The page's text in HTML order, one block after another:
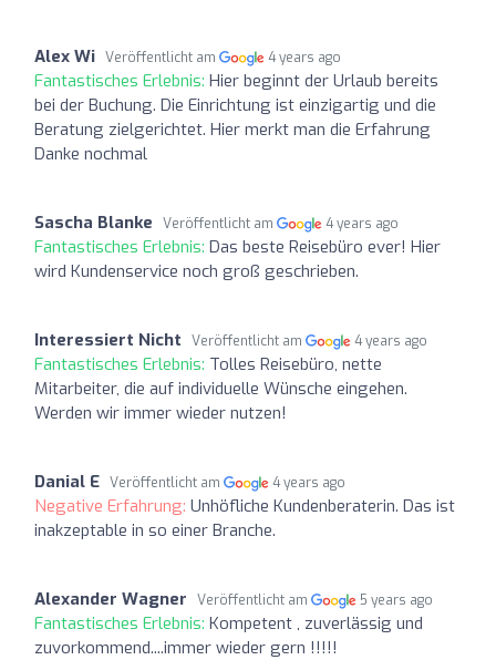
Alex Wi Veröffentlicht am 4 years ago
Fantastisches Erlebnis: Hier beginnt der Urlaub bereits
bei der Buchung. Die Einrichtung ist einzigartig und die
Beratung zielgerichtet. Hier merkt man die Erfahrung
Danke nochmal
Sascha Blanke Veröffentlicht am 4 years ago
Fantastisches Erlebnis: Das beste Reisebüro ever! Hier
wird Kundenservice noch groß geschrieben.
Interessiert Nicht Veröffentlicht am 4 years ago
Fantastisches Erlebnis: Tolles Reisebüro, nette
Mitarbeiter, die auf individuelle Wünsche eingehen.
Werden wir immer wieder nutzen!
Danial E Veröffentlicht am 4 years ago
Negative Erfahrung: Unhöfliche Kundenberaterin. Das ist
inakzeptable in so einer Branche.
Alexander Wagner Veröffentlicht am 5 years ago
Fantastisches Erlebnis: Kompetent , zuverlässig und
zuvorkommend....immer wieder gern !!!!!